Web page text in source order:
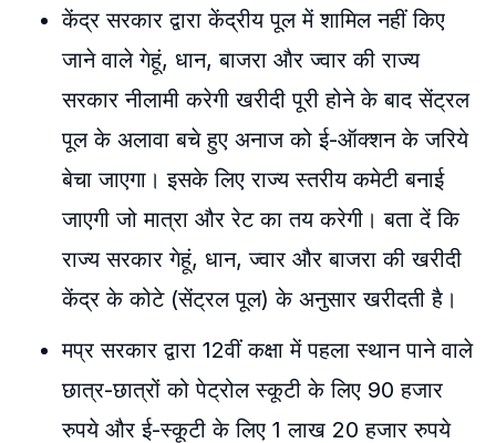
केंद्र सरकार द्वारा केंद्रीय पूल में शामिल नहीं किए
जाने वाले गेहूं, धान, बाजरा और ज्वार की राज्य
सरकार नीलामी करेगी खरीदी पूरी होने के बाद सेंट्रल
पूल के अलावा बचे हुए अनाज को ई-ऑक्शन के जरिये
बेचा जाएगा। इसके लिए राज्य स्तरीय कमेटी बनाई
जाएगी जो मात्रा और रेट का तय करेगी। बता दें कि
राज्य सरकार गेहूं, धान, ज्वार और बाजरा की खरीदी
केंद्र के कोटे (सेंट्रल पूल) के अनुसार खरीदती है।
मप्र सरकार द्वारा 12वीं कक्षा में पहला स्थान पाने वाले
छात्र-छात्रों को पेट्रोल स्कूटी के लिए 90 हजार
रुपये और ई-स्कूटी के लिए 1 लाख 20 हजार रुपये